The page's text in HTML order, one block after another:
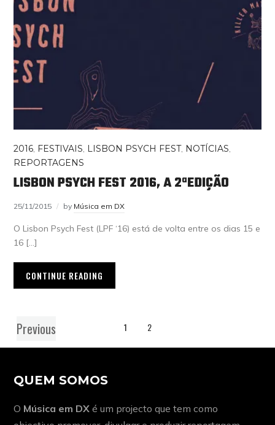
2016 FESTIVAIS LISBON PSYCH FEST, NOTÍCIAS
REPORTAGENS
LISBON PSYCH FEST 2016, A 2ªEDIÇÃO
25/11/2015 by Música em DX
O Lisbon Psych Fest (LPF ‘16) está de volta entre os dias 15 e
16 […]
CONTINUE READING
Previous 1 2
QUEM SOMOS
O Música em DX é um projecto que tem como